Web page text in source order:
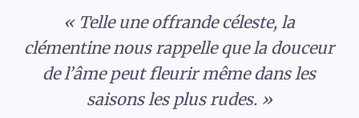
« Telle une offrande céleste, la
clémentine nous rappelle que la douceur
de l’âme peut fleurir même dans les
saisons les plus rudes. »